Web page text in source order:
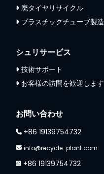
廃タイヤリサイクル
プラスチックチューブ製造
シュリサービス
技術サポート
お客様の訪問を歓迎します
お問い合わせ
+86 19139754732
info@recycle-plant.com
+86 19139754732